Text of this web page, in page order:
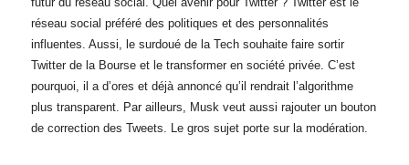
réseau social préféré des politiques et des personnalités
influentes. Aussi, le surdoué de la Tech souhaite faire sortir
Twitter de la Bourse et le transformer en société privée. C’est
pourquoi, il a d’ores et déjà annoncé qu’il rendrait l’algorithme
plus transparent. Par ailleurs, Musk veut aussi rajouter un bouton
de correction des Tweets. Le gros sujet porte sur la modération.